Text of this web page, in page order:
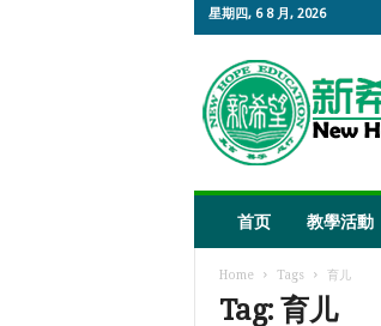
星期四, 6 8 月, 2026
希
望
教
首页 教學活動
Home Tags 育儿
Tag: 育儿